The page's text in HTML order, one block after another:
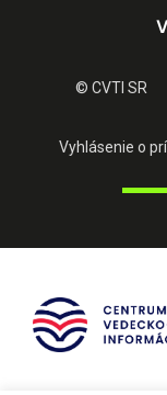
© CVTI SR
Vyhlásenie o